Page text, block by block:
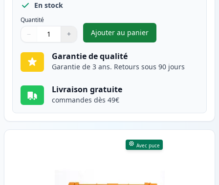
En stock
Quantité
Quantité
Utilisez les boutons pour ajuster
− +
Quantité
Ajouter au panier
,Brother TN247 (TN243)
Garantie de qualité
Garantie de 3 ans. Retours sous 90 jours
Livraison gratuite
commandes dès 49€
Avec puce